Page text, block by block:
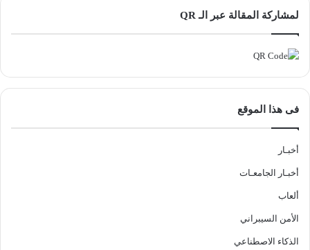
لمشاركة المقالة عبر الـ QR
فى هذا الموقع
أخبـار
أخبـار الجامعـات
ألعاب
الأمن السيبراني
الذكاء الاصطناعي